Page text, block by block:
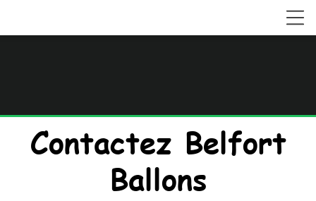
Contactez Belfort
Ballons